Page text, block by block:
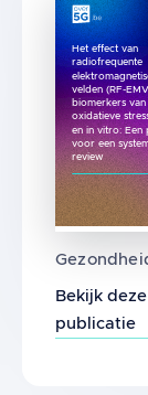
Het effect van
radiofrequente
velden (RF-
biomerkers van
oxidatieve
en in vitro:
voor een
review
Bekijk deze
publicatie